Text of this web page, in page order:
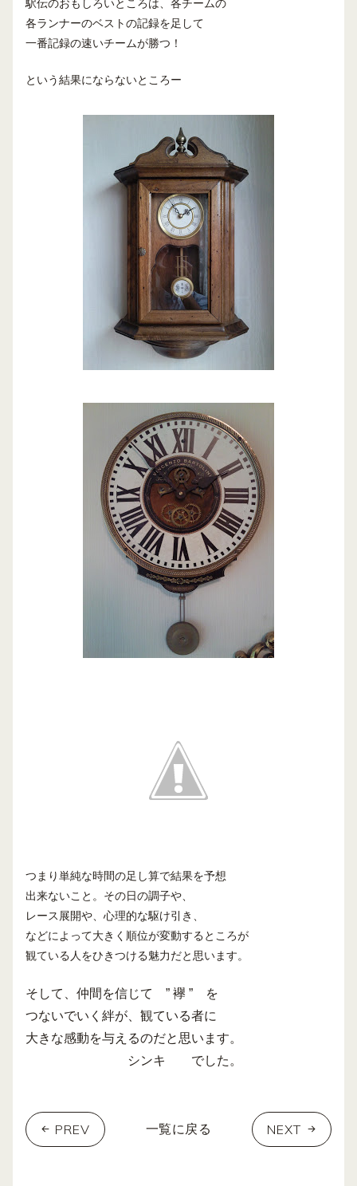
駅伝のおもしろいところは、各チームの
各ランナーのベストの記録を足して
一番記録の速いチームが勝つ！
という結果にならないところー
つまり単純な時間の足し算で結果を予想
出来ないこと。その日の調子や、
レース展開や、心理的な駆け引き、
などによって大きく順位が変動するところが
観ている人をひきつける魅力だと思います。
そして、仲間を信じて ” 襷 ” を
つないでいく絆が、観ている者に
大きな感動を与えるのだと思います。
シンキ でした。
PREV 一覧に戻る NEXT